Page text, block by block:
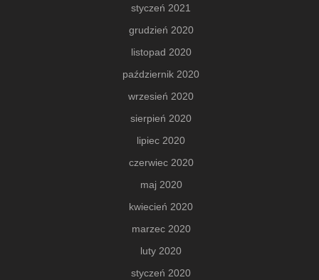
styczeń 2021
grudzień 2020
listopad 2020
październik 2020
wrzesień 2020
sierpień 2020
lipiec 2020
czerwiec 2020
maj 2020
kwiecień 2020
marzec 2020
luty 2020
styczeń 2020